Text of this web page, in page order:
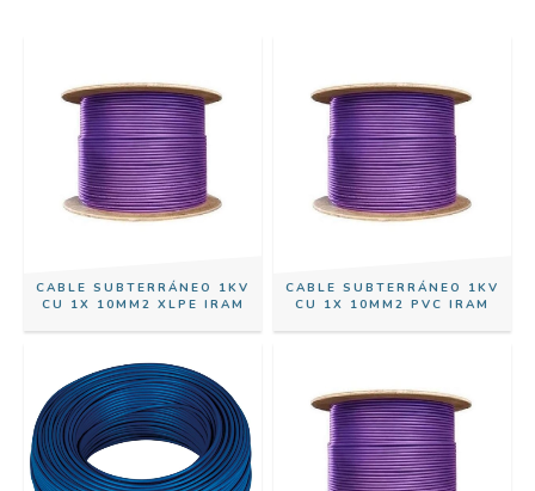
CABLE SUBTERRÁNEO 1KV
CU 1X 10MM2 XLPE IRAM
CABLE SUBTERRÁNEO 1KV
CU 1X 10MM2 PVC IRAM